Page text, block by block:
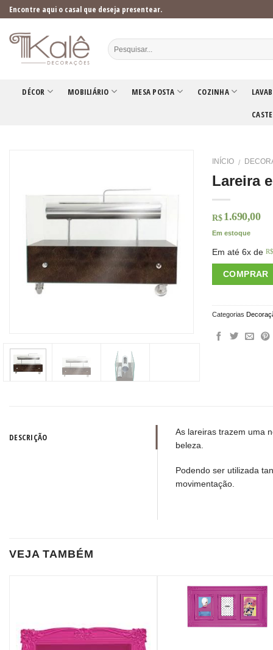
Skip
to
content
Encontre aqui o casal que deseja presentear.
DÉCOR MOBILIÁRIO MESA POSTA COZINHA
INÍCIO /
Lareira
R$ 1.690,00
Em estoque
Em até 6x deR$
COMPRAR
Categorias
DESCRIÇÃO
As lareiras trazem uma
beleza.
Podendo ser utilizada
movimentação.
VEJA TAMBÉM